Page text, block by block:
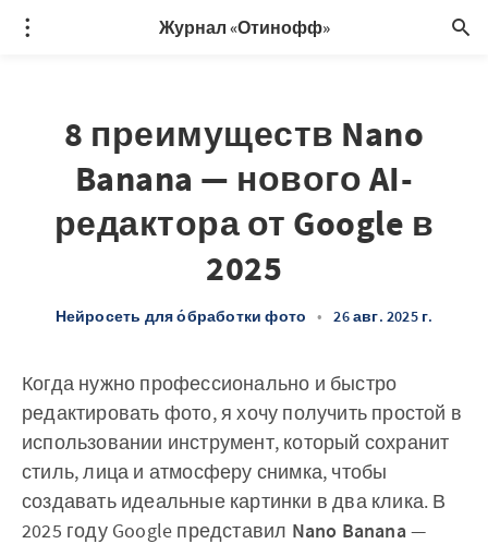
Журнал «Отинофф»
8 преимуществ Nano
Banana — нового AI-
редактора от Google в
2025
Нейросеть для о́бработки фото • 26 авг. 2025 г.
Когда нужно профессионально и быстро
редактировать фото, я хочу получить простой в
использовании инструмент, который сохранит
стиль, лица и атмосферу снимка, чтобы
создавать идеальные картинки в два клика. В
2025 году Google представил Nano Banana —